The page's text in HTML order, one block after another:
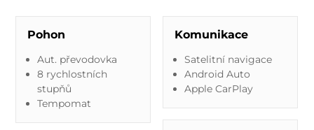
Pohon
Aut. převodovka
8 rychlostních
stupňů
Tempomat
Komunikace
Satelitní navigace
Android Auto
Apple CarPlay